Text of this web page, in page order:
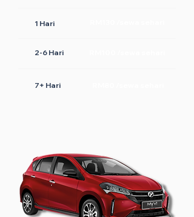
1 Hari
2-6 Hari
7+ Hari